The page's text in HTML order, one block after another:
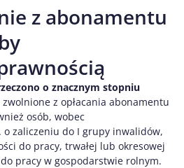
z abonamentu
o znacznym stopniu
zwolnione z opłacania abonamentu
osób, wobec
o zaliczeniu do I grupy inwalidów,
do pracy, trwałej lub okresowej
pracy w gospodarstwie rolnym.